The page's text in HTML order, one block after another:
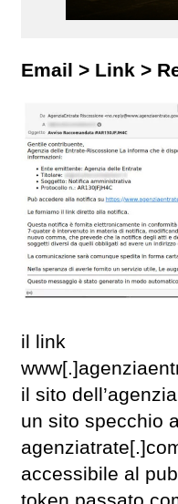
Email > Link >
il link
il sito
un sito specchio
accessibile al